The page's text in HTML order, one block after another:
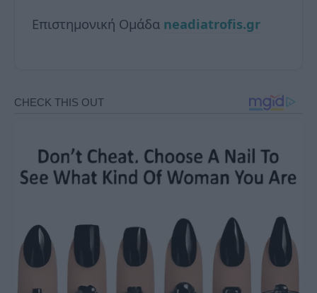
Επιστημονική Ομάδα neadiatrofis.gr